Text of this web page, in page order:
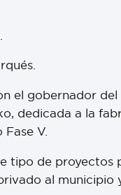
el gobernador
dedicada a la
V.
tipo de proyectos
al